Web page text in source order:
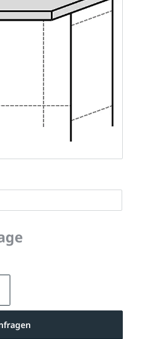
Gib den